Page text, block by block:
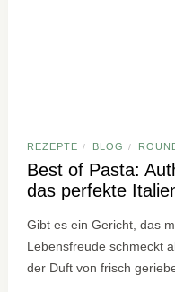
REZEPTE / BLOG /
Best of Pasta:
das perfekte
Gibt es ein Gericht, das
Lebensfreude schmeckt
der Duft von frisch